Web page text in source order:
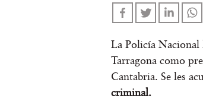
La Policía Nacional
Tarragona como
Cantabria. Se les
criminal.